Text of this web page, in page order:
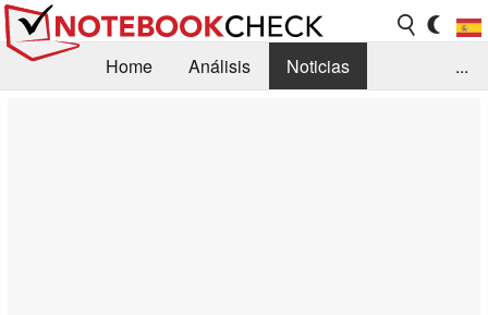
Home Análisis
Noticias
...